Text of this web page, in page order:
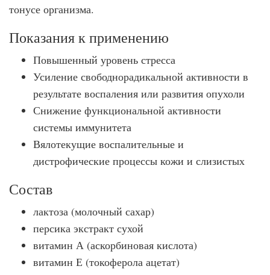
тонусе организма.
Показания к применению
Повышенный уровень стресса
Усиление свободнорадикальной активности в
результате воспаления или развития опухоли
Снижение функциональной активности
системы иммунитета
Вялотекущие воспалительные и
дистрофические процессы кожи и слизистых
Состав
лактоза (молочный сахар)
персика экстракт сухой
витамин А (аскорбиновая кислота)
витамин Е (токоферола ацетат)